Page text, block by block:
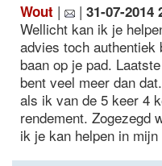
Wout | | 31-07-2014
Wellicht kan ik je
advies toch authentiek
baan op je pad.
bent veel meer dan
als ik van de 5 keer 4
rendement. Zogezegd
ik je kan helpen in